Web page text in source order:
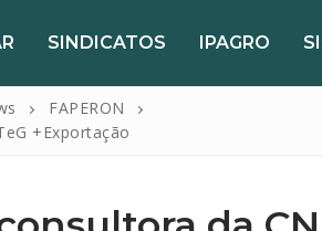
SINDICATOS IPAGRO
FAPERON
+Exportação